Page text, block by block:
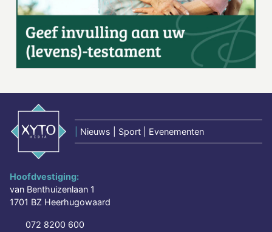
Nieuws | Sport | Evenementen
Hoofdvestiging:
van Benthuizenlaan 1
1701 BZ Heerhugowaard
072 8200 600